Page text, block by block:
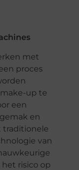
met
proces
up te
een
en
traditionele
van
risico op